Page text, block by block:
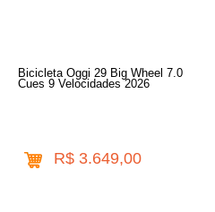
Bicicleta Oggi 29 Big Wheel 7.0
Cues 9 Velocidades 2026
R$ 3.649,00